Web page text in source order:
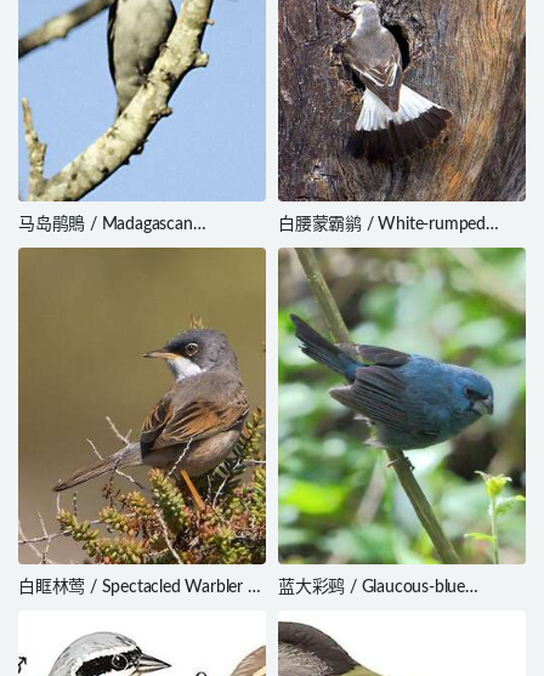
马岛鹃鵙 / Madagascan
Cuckooshrike / Ceblepyris
白腰蒙霸鹟 / White-rumped
Monjita / Xolmis velatus
白眶林莺 / Spectacled Warbler /
蓝大彩鹀 / Glaucous-blue
glaucocaerulea